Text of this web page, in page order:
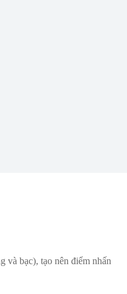
và bạc), tạo nên điểm nhấn